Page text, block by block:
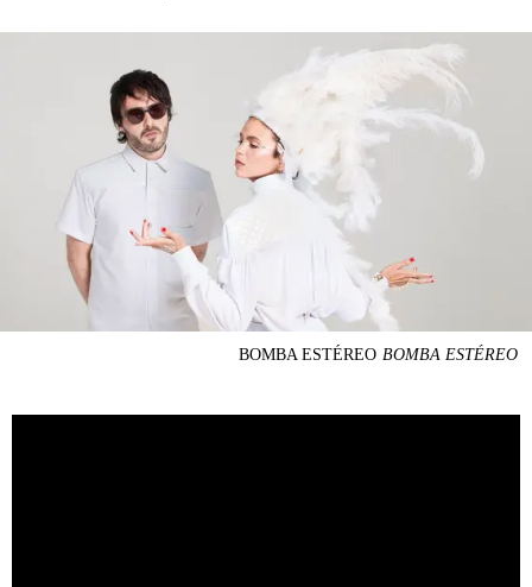
BOMBA ESTÉREO BOMBA ESTÉREO